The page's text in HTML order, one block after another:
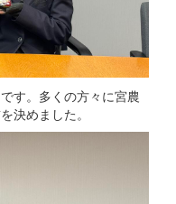
す。多くの方々に宮農
決めました。